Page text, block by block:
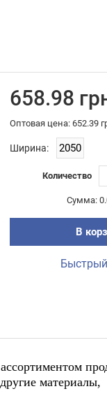
658.98
Оптовая цена: 652.39
Ширина:
Количество
Сумма:
В
материалы,